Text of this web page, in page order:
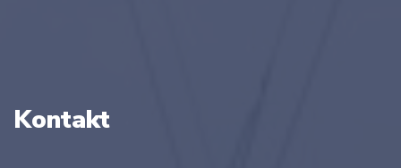
Kontakt